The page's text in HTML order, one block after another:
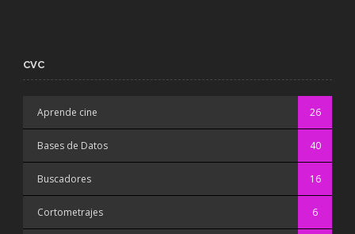
CVC
Aprende cine 26
Bases de Datos 40
Buscadores 16
Cortometrajes 6